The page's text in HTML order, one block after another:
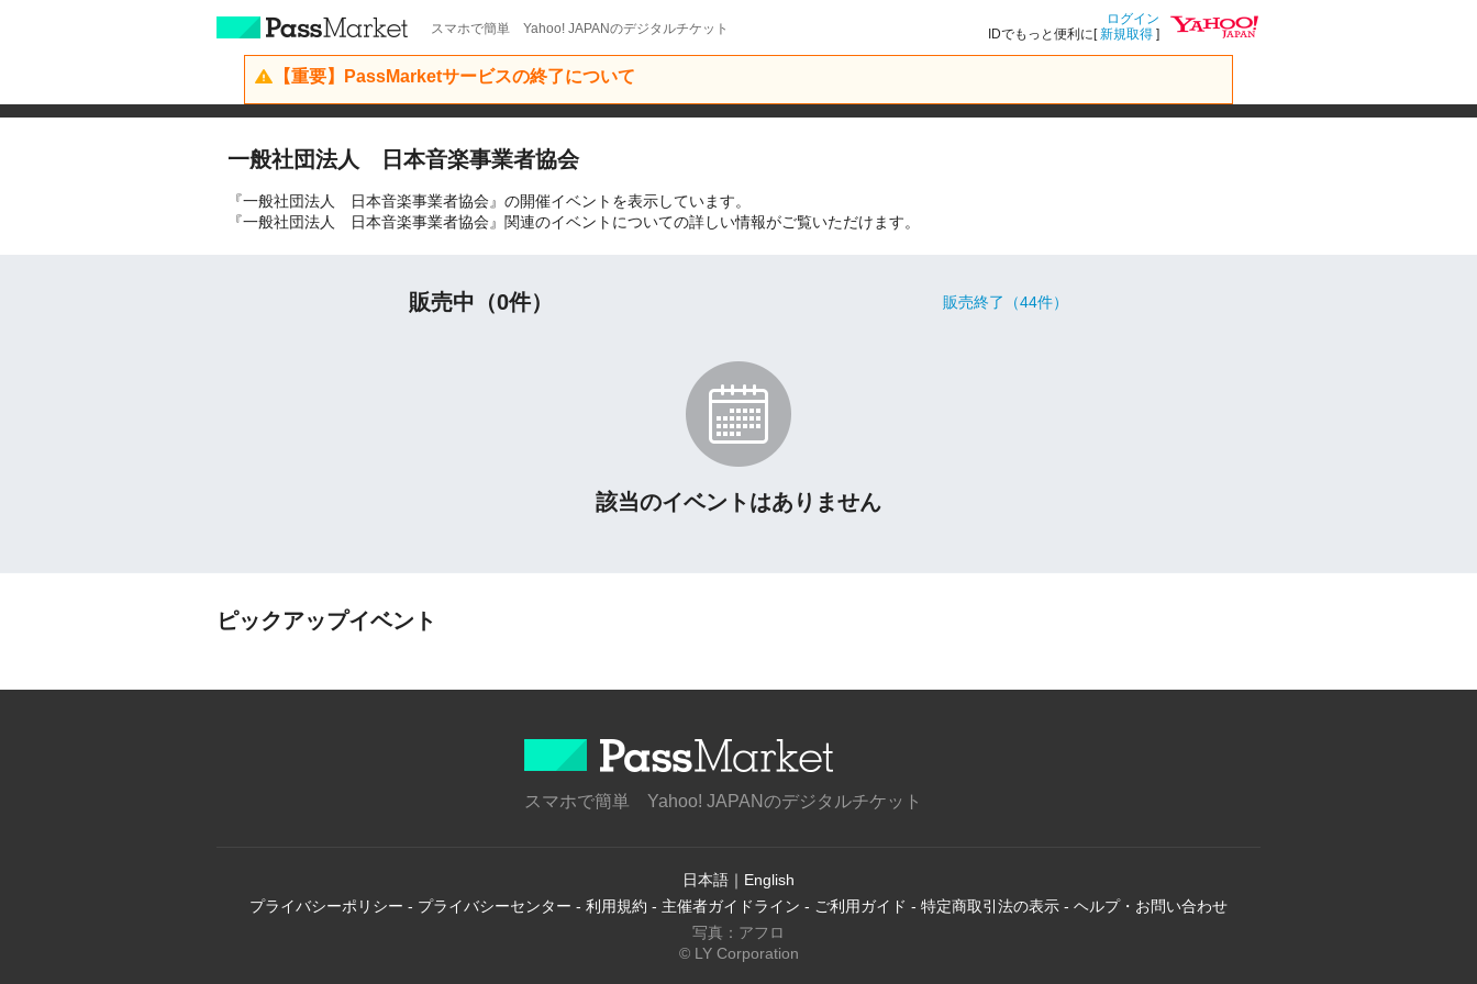
スマホで簡単 Yahoo! JAPANのデジタルチケット
ログイン
IDでもっと便利に[新規取得 ]
【重要】PassMarketサービスの終了について
一般社団法人 日本音楽事業者協会
『一般社団法人 日本音楽事業者協会』の開催イベントを表示しています。
『一般社団法人 日本音楽事業者協会』関連のイベントについての詳しい情報がご覧いただけます。
販売中（0件） 販売終了（44件）
該当のイベントはありません
ピックアップイベント
スマホで簡単 Yahoo! JAPANのデジタルチケット
日本語 ｜ English
プライバシーポリシー - プライバシーセンター - 利用規約 - 主催者ガイドライン - ご利用ガイド - 特定商取引法の表示 - ヘルプ・お問い合わせ
写真：アフロ
© LY Corporation